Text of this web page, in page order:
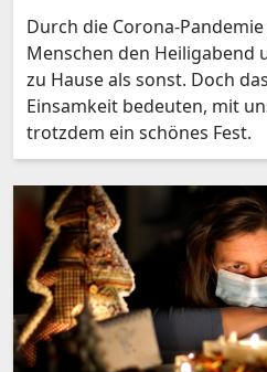
Durch die Corona-
Menschen den Heiligabend
zu Hause als sonst. Doch
Einsamkeit bedeuten, mit
trotzdem ein schönes Fest.